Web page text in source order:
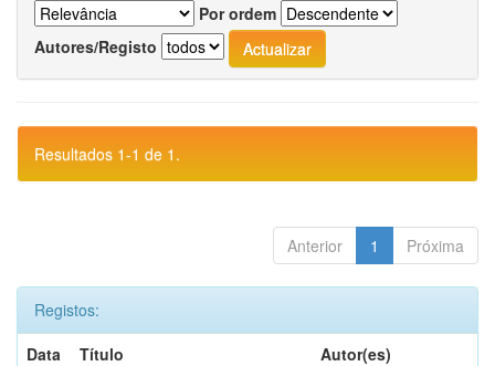
Por ordem
Autores/Registo
Resultados 1-1 de 1.
Anterior 1 Próxima
Registos:
Data
Título
Autor(es)